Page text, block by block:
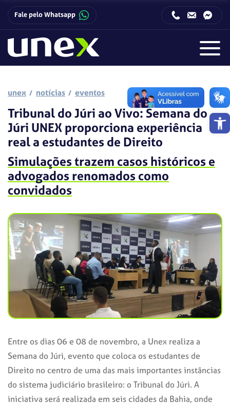
Barra
Fale pelo Whatsapp
unex notícias eventos
Tribunal do Júri ao Vivo: Semana do
Júri UNEX proporciona experiência
real a estudantes de Direito
Simulações trazem casos históricos e
advogados renomados como
convidados
Entre os dias 06 e 08 de novembro, a Unex realiza a
Semana do Júri, evento que coloca os estudantes de
Direito no centro de uma das mais importantes instâncias
do sistema judiciário brasileiro: o Tribunal do Júri. A
iniciativa será realizada em seis cidades da Bahia, onde